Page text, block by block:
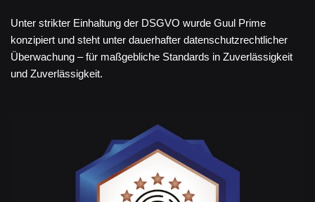
Unter strikter Einhaltung der DSGVO wurde Guul Prime
konzipiert und steht unter dauerhafter datenschutzrechtlicher
Überwachung – für maßgebliche Standards in Zuverlässigkeit
und Zuverlässigkeit.